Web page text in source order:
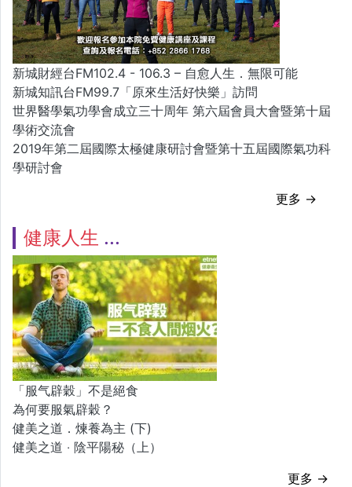
新城財經台FM102.4 - 106.3 – 自愈人生．無限可能
新城知訊台FM99.7「原來生活好快樂」訪問
世界醫學氣功學會成立三十周年 第六屆會員大會暨第十屆
學術交流會
2019年第二屆國際太極健康研討會暨第十五屆國際氣功科
學研討會
更多 →
健康人生
「服气辟穀」不是絕食
為何要服氣辟穀？
健美之道．煉養為主 (下)
健美之道 ‧ 陰平陽秘（上）
更多 →